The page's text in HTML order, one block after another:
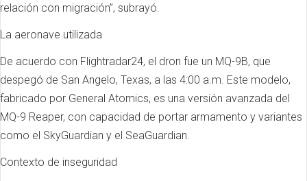
relación con migración”, subrayó.
La aeronave utilizada
De acuerdo con Flightradar24, el dron fue un MQ-9B, que
despegó de San Angelo, Texas, a las 4:00 a.m. Este modelo,
fabricado por General Atomics, es una versión avanzada del
MQ-9 Reaper, con capacidad de portar armamento y variantes
como el SkyGuardian y el SeaGuardian.
Contexto de inseguridad